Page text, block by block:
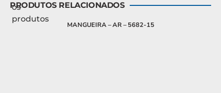
PRODUTOS RELACIONADOS
MANGUEIRA – AR – 5682-15